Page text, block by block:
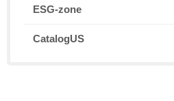
ESG-zone
CatalogUS